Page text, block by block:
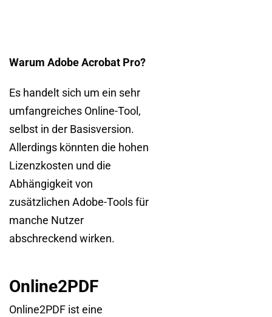
Warum Adobe Acrobat Pro?
Es handelt sich um ein sehr
umfangreiches Online-Tool,
selbst in der Basisversion.
Allerdings könnten die hohen
Lizenzkosten und die
Abhängigkeit von
zusätzlichen Adobe-Tools für
manche Nutzer
abschreckend wirken.
Online2PDF
Online2PDF ist eine